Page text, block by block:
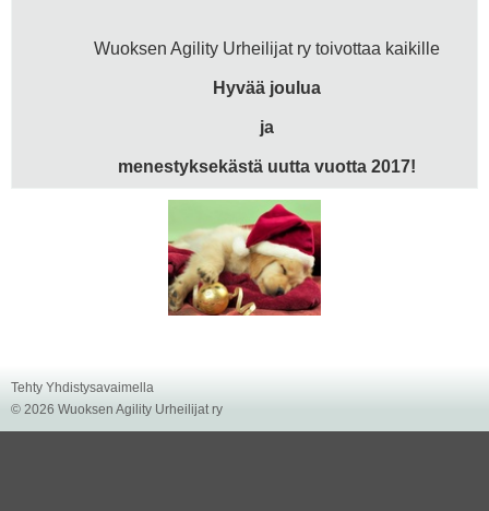
Wuoksen Agility Urheilijat ry toivottaa kaikille
Hyvää joulua
ja
menestyksekästä uutta vuotta 2017!
Tehty Yhdistysavaimella
© 2026 Wuoksen Agility Urheilijat ry